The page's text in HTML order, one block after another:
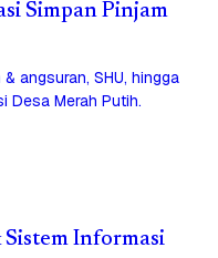
Simpan Pinjam
angsuran, SHU, hingga
Desa Merah Putih.
Sistem Informasi